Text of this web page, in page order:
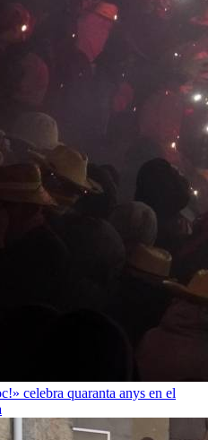
celebra quaranta anys en el